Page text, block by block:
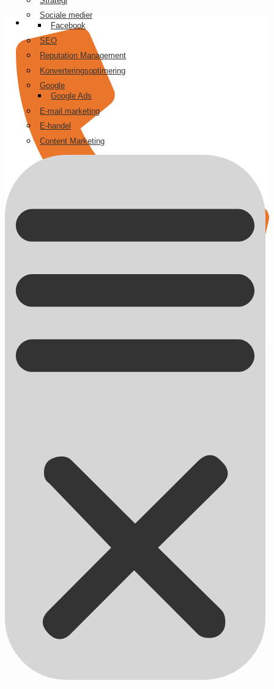
Kontakt på +45 70 13 63 23
Sociale medier
Facebook
SEO
Reputation Management
Konverteringsoptimering
Google
Google Ads
E-mail marketing
E-handel
Content Marketing
Meta title og title tag – Hvad er